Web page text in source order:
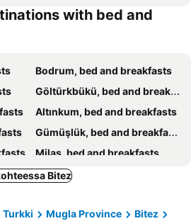
with bed and
Bodrum, bed and breakfasts
Göltürkbükü, bed and breakfasts
Altınkum, bed and breakfasts
Gümüşlük, bed and breakfasts
Milas, bed and breakfasts
Marmari, bed and breakfasts
Bogazici, bed and breakfasts
Bitez
Turkki Mugla Province
Bitez